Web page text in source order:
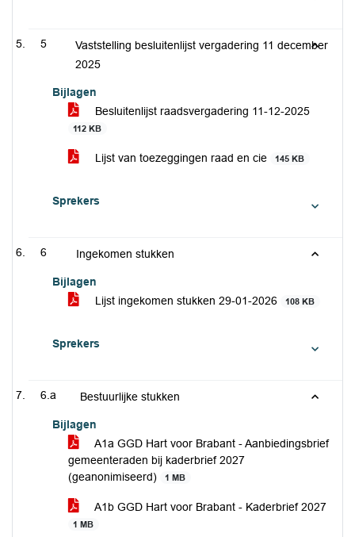
5
Vaststelling besluitenlijst vergadering 11 december
2025
Bijlagen
Besluitenlijst raadsvergadering 11-12-2025
112 KB
Lijst van toezeggingen raad en cie 145 KB
Sprekers
6 Ingekomen stukken
Bijlagen
Lijst ingekomen stukken 29-01-2026
108 KB
Sprekers
6.a Bestuurlijke stukken
Bijlagen
A1a GGD Hart voor Brabant - Aanbiedingsbrief
gemeenteraden bij kaderbrief 2027
(geanonimiseerd)
1 MB
A1b GGD Hart voor Brabant - Kaderbrief 2027
1 MB